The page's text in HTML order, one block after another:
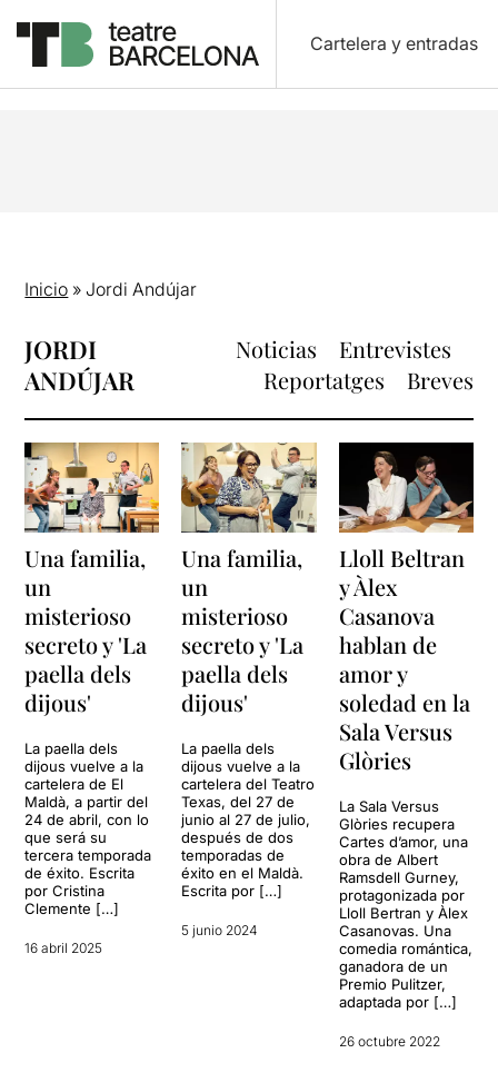
Cartelera y entradas
Inicio » Jordi Andújar
JORDI
ANDÚJAR
Noticias
Entrevistes
Reportatges
Breves
Una familia,
un
misterioso
secreto y 'La
paella dels
dijous'
La paella dels
dijous vuelve a la
cartelera de El
Maldà, a partir del
24 de abril, con lo
que será su
tercera temporada
de éxito. Escrita
por Cristina
Clemente […]
16 abril 2025
Una familia,
un
misterioso
secreto y 'La
paella dels
dijous'
La paella dels
dijous vuelve a la
cartelera del Teatro
Texas, del 27 de
junio al 27 de julio,
después de dos
temporadas de
éxito en el Maldà.
Escrita por […]
5 junio 2024
Lloll Beltran
y Àlex
Casanova
hablan de
amor y
soledad en la
Sala Versus
Glòries
La Sala Versus
Glòries recupera
Cartes d’amor, una
obra de Albert
Ramsdell Gurney,
protagonizada por
Lloll Bertran y Àlex
Casanovas. Una
comedia romántica,
ganadora de un
Premio Pulitzer,
adaptada por […]
26 octubre 2022